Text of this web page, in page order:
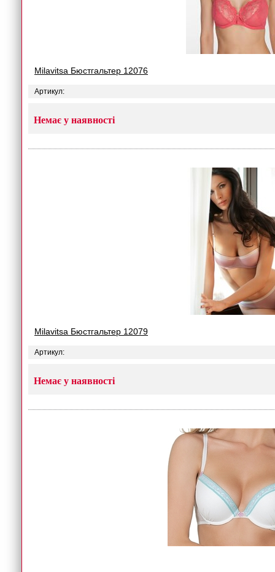
Milavitsa Бюстгальтер 12076
Артикул:
Немає у наявності
Milavitsa Бюстгальтер 12079
Артикул:
Немає у наявності